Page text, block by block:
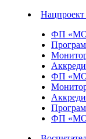
ФП
ФП
ФП